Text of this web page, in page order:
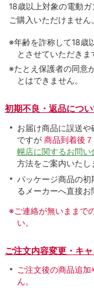
18歳以上対象の電動
ご購入いただけません。
※年齢を詐称して18歳
とさせていただきま
※たとえ保護者の同意
とはできません。
初期不良・返品につ
お届け商品に誤送
ですが 商品到着後
幌店に関するお問い
方法をご案内いたし
パッケージ商品の
るメーカーへ直接お
※ご連絡が無いままで
い。
ご注文内容変更・キ
ご注文後の商品追
ん。